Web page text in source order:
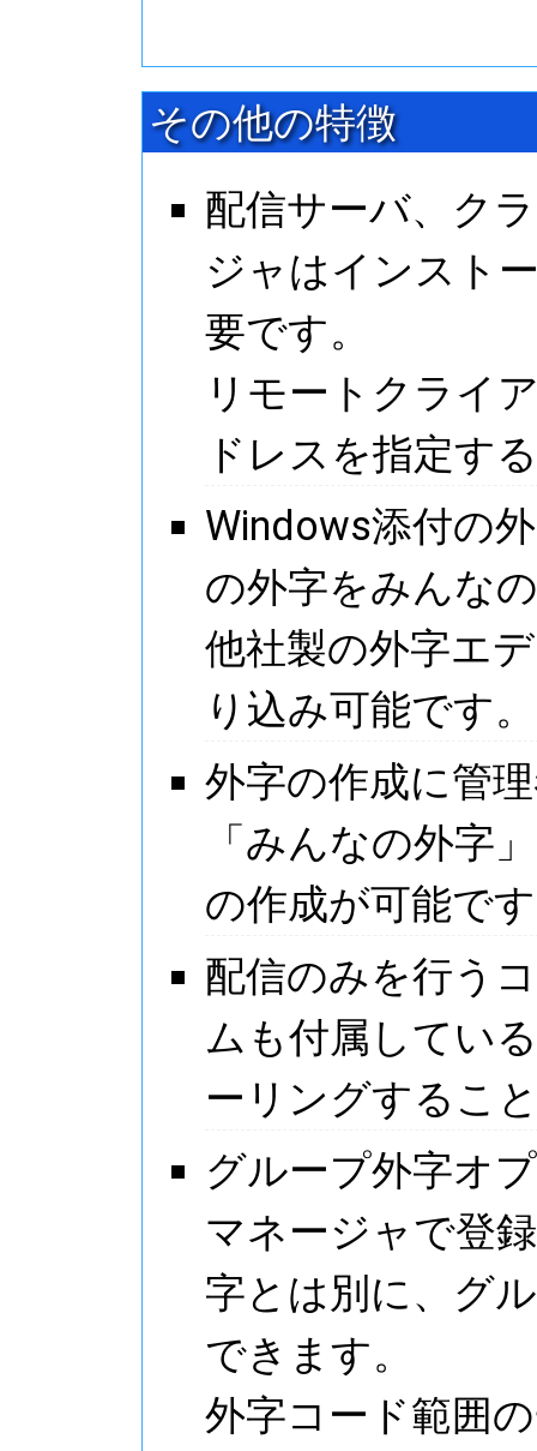
その他の特徴
配信サーバ、ク
ジャはインスト
要です。
リモートクライ
ドレスを指定す
Windows添付の
の外字をみんな
他社製の外字エ
り込み可能です。
外字の作成に管
「みんなの外字
の作成が可能で
配信のみを行う
ムも付属してい
ーリングするこ
グループ外字オ
マネージャで登
字とは別に、グ
できます。
外字コード範囲